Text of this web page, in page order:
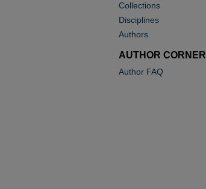
Collections
Disciplines
Authors
AUTHOR CORNER
Author FAQ